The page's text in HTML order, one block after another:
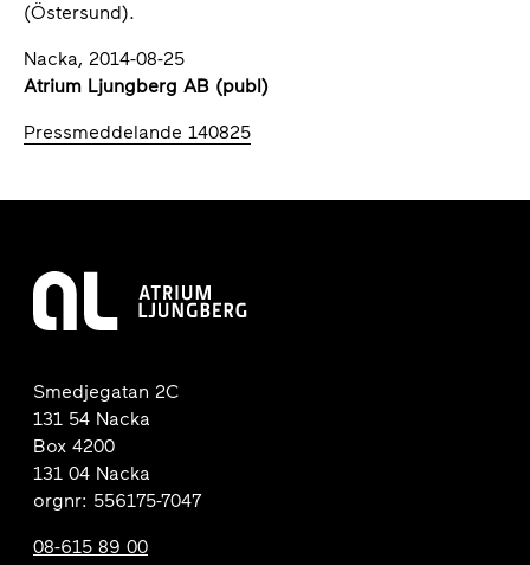
(Östersund).
Nacka, 2014-08-25
Atrium Ljungberg AB (publ)
Pressmeddelande 140825
Smedjegatan 2C
131 54 Nacka
Box 4200
131 04 Nacka
orgnr: 556175-7047
08-615 89 00